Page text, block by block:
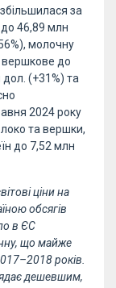
за
46,89 млн
молочну
вершкове до
(+31%) та
2024 року
та вершки,
до 7,52 млн
ціни на
обсягів
в ЄС
що майже
років.
дешевшим,